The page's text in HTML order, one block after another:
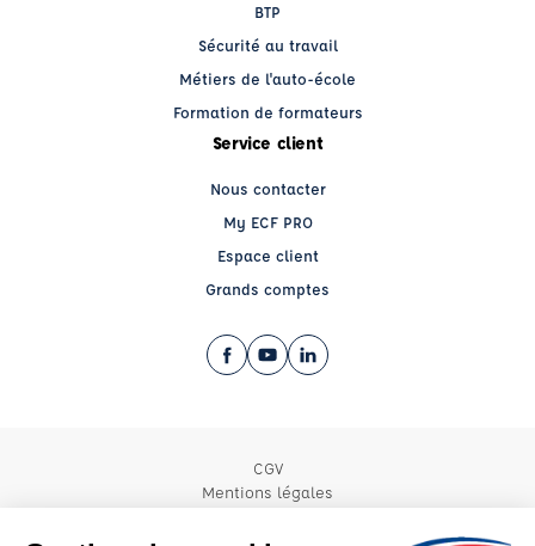
BTP
Sécurité au travail
Métiers de l'auto-école
Formation de formateurs
Service client
Nous contacter
My ECF PRO
Espace client
Grands comptes
Facebook (nouvelle fenêtre)
YouTube (nouvelle fenêtre)
LinkedIn (nouvelle fenêtre)
CGV
Mentions légales